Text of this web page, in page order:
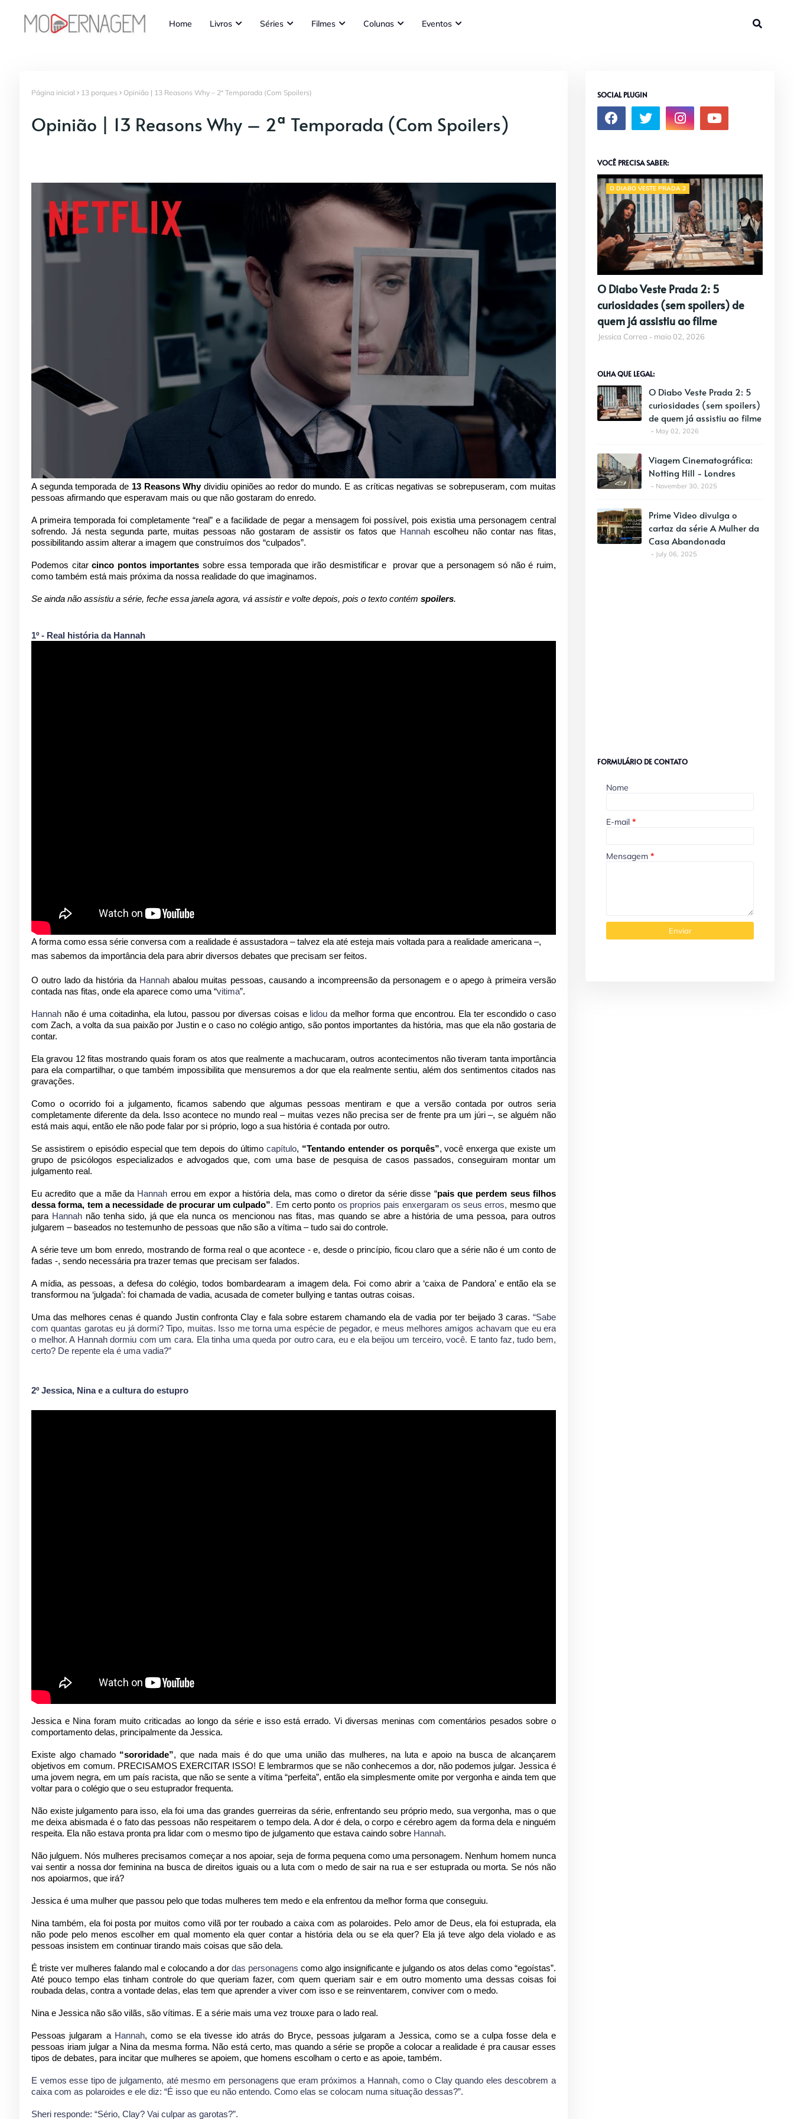
Home Livros Séries Filmes Colunas Eventos
Página inicial 13 porques Opinião | 13 Reasons Why – 2ª Temporada (Com Spoilers)
Opinião | 13 Reasons Why – 2ª Temporada (Com Spoilers)
A segunda temporada de 13 Reasons Whydividiu opiniões ao redor do mundo. E as críticas negativas se sobrepuseram, com muitas
pessoas afirmando que esperavam mais ou que não gostaram do enredo.
A primeira temporada foi completamente “real” e a facilidade de pegar a mensagem foi possível, pois existia uma personagem central
sofrendo. Já nesta segunda parte, muitas pessoas não gostaram de assistir os fatos que Hannahescolheu não contar nas fitas,
possibilitando assim alterar a imagem que construímos dos “culpados”.
Podemos citarcinco pontos importantes sobre essa temporada que irão desmistificar e
provar que a personagem só não é ruim,
como também está mais próxima da nossa realidade do que imaginamos.
Se ainda não assistiu a série, feche essa janela agora, vá assistir e volte depois, pois o texto contém spoilers.
1º - Real história da Hannah
A forma como essa série conversa com a realidade é assustadora – talvez ela até esteja mais voltada para a realidade americana –,
mas sabemos da importância dela para abrir diversos debates que precisam ser feitos.
O outro lado da história da Hannahabalou muitas pessoas, causando a incompreensão da personagem e o apego à primeira versão
contada nas fitas, onde ela aparece como uma “vitima”.
Hannah não é uma coitadinha, ela lutou, passou por diversas coisas e lidou da melhor forma que encontrou. Ela ter escondido o caso
com Zach, a volta da sua paixão por Justin e o caso no colégio antigo, são pontos importantes da história, mas que ela não gostaria de
contar.
Ela gravou 12 fitas mostrando quais foram os atos que realmente a machucaram, outros acontecimentos não tiveram tanta importância
para ela compartilhar, o que também impossibilita que mensuremos a dor que ela realmente sentiu, além dos sentimentos citados nas
gravações.
Como o ocorrido foi a julgamento, ficamos sabendo que algumas pessoas mentiram e que a versão contada por outros seria
completamente diferente da dela. Isso acontece no mundo real – muitas vezes não precisa ser de frente pra um júri –, se alguém não
está mais aqui, então ele não pode falar por si próprio, logo a sua história é contada por outro.
Se assistirem o episódio especial que tem depois do último capítulo, “Tentando entender os porquês”, você enxerga que existe um
grupo de psicólogos especializados e advogados que, com uma base de pesquisa de casos passados, conseguiram montar um
julgamento real.
Eu acredito que a mãe da Hannah errou em expor a história dela, mas como o diretor da série disse “pais que perdem seus filhos
dessa forma, tem a necessidade de procurar um culpado”. Em certo ponto os proprios pais enxergaram os seus erros, mesmo que
para Hannahnão tenha sido, já que ela nunca os mencionou nas fitas, mas quando se abre a história de uma pessoa, para outros
julgarem – baseados no testemunho de pessoas que não são a vítima – tudo sai do controle.
A série teve um bom enredo, mostrando de forma real o que acontece - e, desde o princípio, ficou claro que a série não é um conto de
fadas -, sendo necessária pra trazer temas que precisam ser falados.
A mídia, as pessoas, a defesa do colégio, todos bombardearam a imagem dela. Foi como abrir a ‘caixa de Pandora’ e então ela se
transformou na ‘julgada’: foi chamada de vadia, acusada de cometer bullying e tantas outras coisas.
Uma das melhores cenas é quando Justin confronta Clay e fala sobre estarem chamando ela de vadia por ter beijado 3 caras. “Sabe
com quantas garotas eu já dormi? Tipo, muitas. Isso me torna uma espécie de pegador, e meus melhores amigos achavam que eu era
o melhor. A Hannah dormiu com um cara. Ela tinha uma queda por outro cara, eu e ela beijou um terceiro, você. E tanto faz, tudo bem,
certo? De repente ela é uma vadia?”
2º Jessica, Nina e a cultura do estupro
Jessica e Nina foram muito criticadas ao longo da série e isso está errado. Vi diversas meninas com comentários pesados sobre o
comportamento delas, principalmente da Jessica.
Existe algo chamado “sororidade”, que nada mais é do que uma união das mulheres, na luta e apoio na busca de alcançarem
objetivos em comum. PRECISAMOS EXERCITAR ISSO! E lembrarmos que se não conhecemos a dor, não podemos julgar. Jessica é
uma jovem negra, em um país racista, que não se sente a vítima “perfeita”, então ela simplesmente omite por vergonha e ainda tem que
voltar para o colégio que o seu estuprador frequenta.
Não existe julgamento para isso, ela foi uma das grandes guerreiras da série, enfrentando seu próprio medo, sua vergonha, mas o que
me deixa abismada é o fato das pessoas não respeitarem o tempo dela. A dor é dela, o corpo e cérebro agem da forma dela e ninguém
respeita. Ela não estava pronta pra lidar com o mesmo tipo de julgamento que estava caindo sobre Hannah.
Não julguem. Nós mulheres precisamos começar a nos apoiar, seja de forma pequena como uma personagem. Nenhum homem nunca
vai sentir a nossa dor feminina na busca de direitos iguais ou a luta com o medo de sair na rua e ser estuprada ou morta. Se nós não
nos apoiarmos, que irá?
Jessica é uma mulher que passou pelo que todas mulheres tem medo e ela enfrentou da melhor forma que conseguiu.
Nina também, ela foi posta por muitos como vilã por ter roubado a caixa com as polaroides. Pelo amor de Deus, ela foi estuprada, ela
não pode pelo menos escolher em qual momento ela quer contar a história dela ou se ela quer? Ela já teve algo dela violado e as
pessoas insistem em continuar tirando mais coisas que são dela.
É triste ver mulheres falando mal e colocando a dor das personagens como algo insignificante e julgando os atos delas como “egoístas”.
Até pouco tempo elas tinham controle do que queriam fazer, com quem queriam sair e em outro momento uma dessas coisas foi
roubada delas, contra a vontade delas, elas tem que aprender a viver com isso e se reinventarem, conviver com o medo.
Nina e Jessica não são vilãs, são vítimas. E a série mais uma vez trouxe para o lado real.
Pessoas julgaram a Hannah, como se ela tivesse ido atrás do Bryce, pessoas julgaram a Jessica, como se a culpa fosse dela e
pessoas iriam julgar a Nina da mesma forma. Não está certo, mas quando a série se propõe a colocar a realidade é pra causar esses
tipos de debates, para incitar que mulheres se apoiem, que homens escolham o certo e as apoie, também.
E vemos esse tipo de julgamento, até mesmo em personagens que eram próximos a Hannah, como o Clay quando eles descobrem a
caixa com as polaroides e ele diz: “É isso que eu não entendo. Como elas se colocam numa situação dessas?”.
Sheri responde: “Sério, Clay? Vai culpar as garotas?”.
SOCIAL PLUGIN
VOCÊ PRECISA SABER:
O DIABO VESTE PRADA 2
O Diabo Veste Prada 2: 5
curiosidades (sem spoilers) de
quem já assistiu ao filme
Jessica Correa maio 02, 2026
OLHA QUE LEGAL:
O Diabo Veste Prada 2: 5
curiosidades (sem spoilers)
de quem já assistiu ao filme
May 02, 2026
Viagem Cinematográfica:
Notting Hill - Londres
November 30, 2025
Prime Video divulga o
cartaz da série A Mulher da
Casa Abandonada
July 06, 2025
FORMULÁRIO DE CONTATO
Nome
E-mail *
Mensagem *